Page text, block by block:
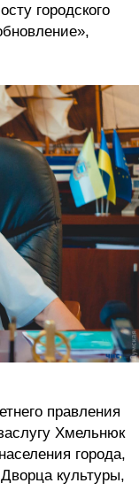
городского
правления
Хмельнюк
города,
культуры,